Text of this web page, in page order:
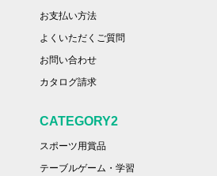
お支払い方法
よくいただくご質問
お問い合わせ
カタログ請求
CATEGORY2
スポーツ用賞品
テーブルゲーム・学習